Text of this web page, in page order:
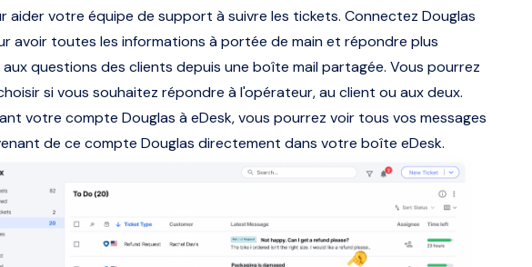
aider votre équipe de support à suivre les tickets. Connectez Douglas
avoir toutes les informations à portée de main et répondre plus
questions des clients depuis une boîte mail partagée. Vous pourrez
si vous souhaitez répondre à l'opérateur, au client ou aux deux.
votre compte Douglas à eDesk, vous pourrez voir tous vos messages
de ce compte Douglas directement dans votre boîte eDesk.